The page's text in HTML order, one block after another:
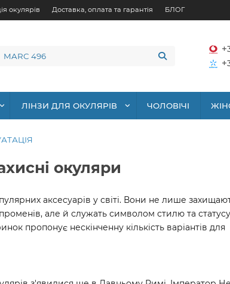
окулярів Доставка, оплата та гарантія БЛОГ
ЛІНЗИ ДЛЯ ОКУЛЯРІВ ЧОЛОВІЧІ
окуляри
аксесуарів у світі. Вони не лише
але й служать символом стилю та
пропонує нескінченну кількість варіантів для